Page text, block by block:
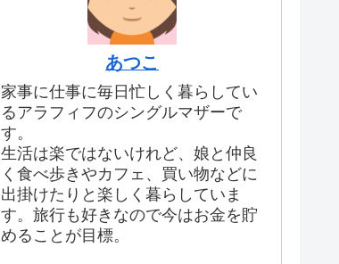
あつこ
家事に仕事に毎日忙しく暮らしてい
るアラフィフのシングルマザーで
す。
生活は楽ではないけれど、娘と仲良
く食べ歩きやカフェ、買い物などに
出掛けたりと楽しく暮らしていま
す。旅行も好きなので今はお金を貯
めることが目標。